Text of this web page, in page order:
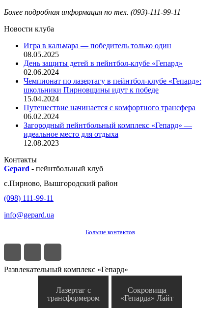
Более подробная информация по тел. (093)-111-99-11
Новости клуба
Игра в кальмара — победитель только один
08.05.2025
День защиты детей в пейнтбол-клубе «Гепард»
02.06.2024
Чемпионат по лазертагу в пейнтбол-клубе «Гепард»:
школьники Пирновщины идут к победе
15.04.2024
Путешествие начинается с комфортного трансфера
06.02.2024
Загородный пейнтбольный комплекс «Гепард» —
идеальное место для отдыха
12.08.2023
Контакты
Gepard - пейнтбольный клуб
с.Пирново, Вышгородский район
(098) 111-99-11
info@gepard.ua
Больше контактов
Развлекательный комплекс «Гепард»
Лазертаг с
трансформером
Сокровища
«Гепарда» Лайт